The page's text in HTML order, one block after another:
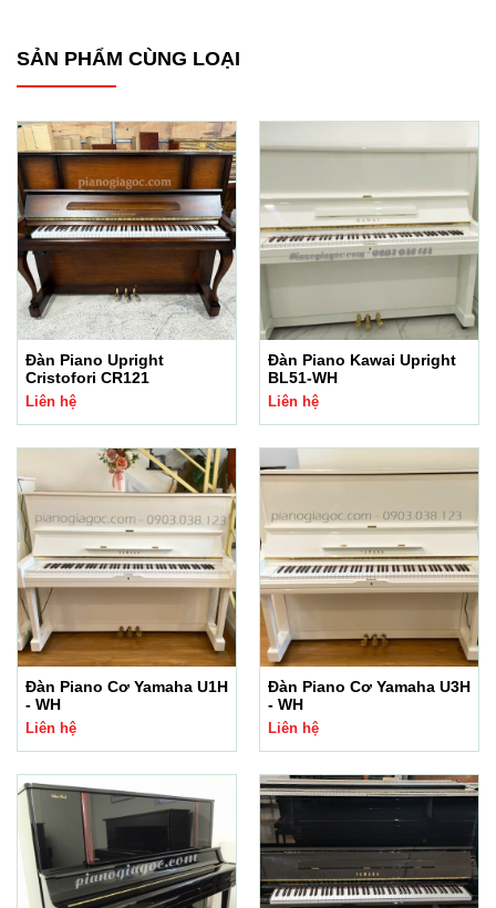
SẢN PHẨM CÙNG LOẠI
Đàn Piano Upright
Cristofori CR121
Liên hệ
Đàn Piano Kawai Upright
BL51-WH
Liên hệ
Đàn Piano Cơ Yamaha U1H
- WH
Liên hệ
Đàn Piano Cơ Yamaha U3H
- WH
Liên hệ